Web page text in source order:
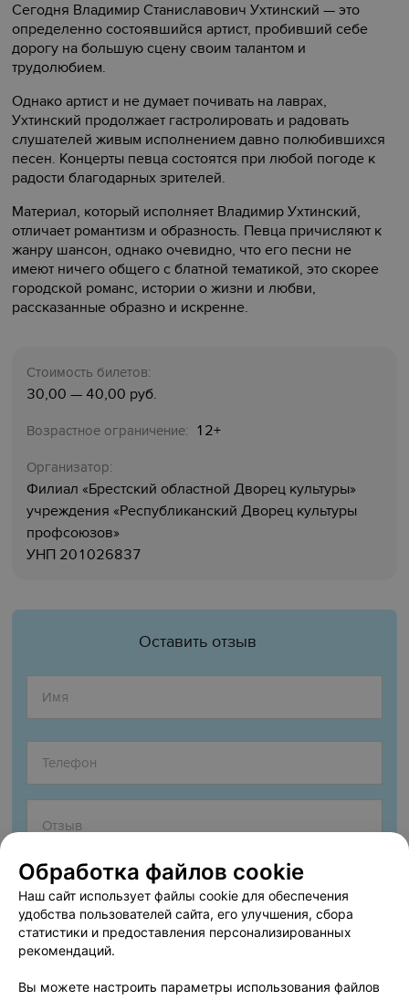
Сегодня Владимир Станиславович Ухтинский — это
определенно состоявшийся артист, пробивший себе
дорогу на большую сцену своим талантом и
трудолюбием.
Однако артист и не думает почивать на лаврах,
Ухтинский продолжает гастролировать и радовать
слушателей живым исполнением давно полюбившихся
песен. Концерты певца состоятся при любой погоде к
радости благодарных зрителей.
Материал, который исполняет Владимир Ухтинский,
отличает романтизм и образность. Певца причисляют к
жанру шансон, однако очевидно, что его песни не
имеют ничего общего с блатной тематикой, это скорее
городской романс, истории о жизни и любви,
рассказанные образно и искренне.
Стоимость билетов:
30,00 — 40,00 руб.
Возрастное ограничение: 12+
Организатор:
Филиал «‎Брестский областной Дворец культуры»
учреждения «‎Республиканский Дворец культуры
профсоюзов»
УНП 201026837
Оставить отзыв
Согласен опубликовать отзыв. Подробнее об
прав
Обработка файлов cookie
Наш сайт использует файлы cookie для обеспечения
удобства пользователей сайта, его улучшения, сбора
статистики и предоставления персонализированных
рекомендаций.
Вы можете настроить параметры использования файлов